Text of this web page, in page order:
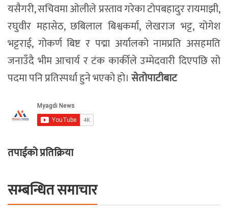
यसैगरी, सचिवमा ओलीले प्रस्ताव गरेका टोपबहादुर रायमाझी,
रघुवीर महासेठ, छबिलाल बिश्वकर्मा, लेखराज भट्ट, योगेश
भट्टराई, गोकर्ण बिष्ट र पद्मा अर्यालको नामप्रति असहमति
जनाउँदै भीम आचार्य र टंक कार्कीले उम्मेदवारी दिएपछि सो
पदमा पनि प्रतिस्पर्धा हुने भएको हो। सेतोपाटीबाट
तपाईको प्रतिक्रिया
सम्बन्धित समाचार